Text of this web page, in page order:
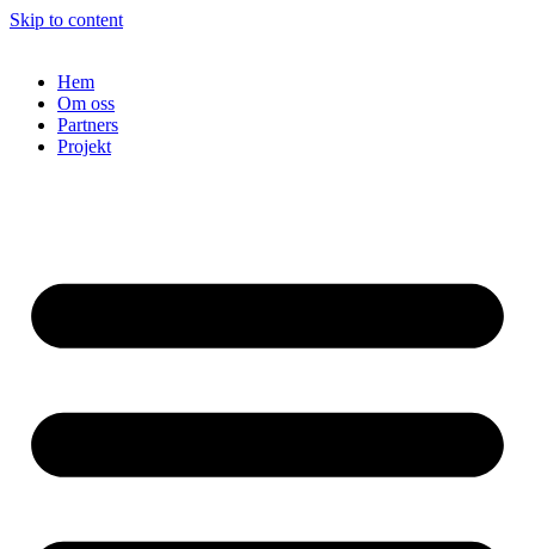
Skip to content
Hem
Om oss
Partners
Projekt